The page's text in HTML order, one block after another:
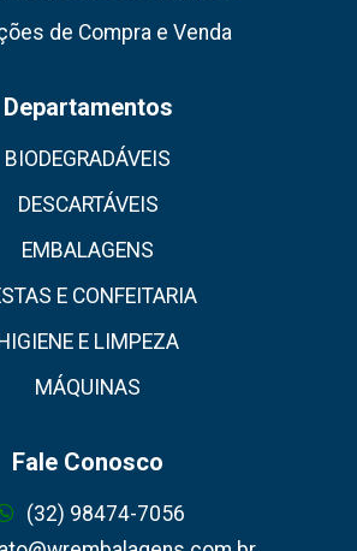
de Compra e Venda
Departamentos
BIODEGRADÁVEIS
DESCARTÁVEIS
EMBALAGENS
E CONFEITARIA
HIGIENE E LIMPEZA
MÁQUINAS
Fale Conosco
(32) 98474-7056